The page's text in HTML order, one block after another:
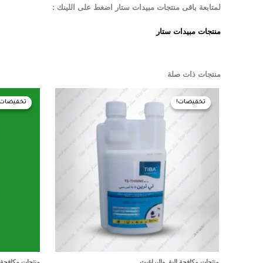
لمتابعة باقى منتجات مبيدات ستار اضغط على اللينك :
منتجات مبيدات ستار
منتجات ذات صلة
تخفيضات!
تخفيضات!
السعر
الأصلي
هو:
480,00 EGP.
السعر
هو:
475,00 EGP.